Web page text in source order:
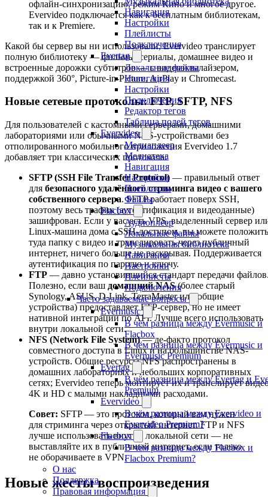
Навигация
Настройки
Плейлисты
Подключения
Evertag
Локальные файлы
Навигация
Настройки
Подключения
Редактор тегов
Таблица полей тегов
Evervideo
Медиаплеер
Медиатека
Навигация
Настройки
Плейлисты
Файлы
Flacbox
Аудиоплеер
Локальные файлы
Музыкальная библиотека
Навигация
Настройки
Плейлисты
Подключения
Часто задаваемые вопросы
Evermusic
В чём разница между Evermusic и
Flacbox
В чём разница между Evermusic и
Evermusic Premium
Evertag
В чём разница между Evertag и
Premium
Evervideo
В чём разница между Evervideo и
Evervideo Premium?
Flacbox
В чём разница между Flacbox и
Flacbox Premium?
О нас
Поддержка
Правовая информация
офлайн-синхронизацию, режим Кино и многое другое.
Evervideo подключается как к бесплатным библиотекам,
так и к Premiere.
Какой бы сервер вы ни использовали, Evervideo транслирует
полную библиотеку — фильмы, сериалы, домашнее видео и
встроенные дорожки субтитров — с видеоэквалайзером,
поддержкой 360°, Picture-in-Picture, AirPlay и Chromecast.
Новые сетевые протоколы: FTP, SFTP, NFS
Для пользователей с кастомными серверами, домашними
лабораториями или обычными NAS-устройствами без
отполированного мобильного приложения Evervideo 1.7
добавляет три классических протокола:
SFTP (SSH File Transfer Protocol) — правильный ответ
для безопасного удалённого стриминга видео с вашего
собственного сервера. SFTP работает поверх SSH,
поэтому весь трафик (аутентификация и видеоданные)
зашифрован. Если у вас есть VPS, выделенный сервер
Linux-машина дома с SSH-доступом, вы можете положить
туда папку с видео и транслировать через публичный
интернет, ничего больше не раскрывая. Поддерживается
аутентификация по паролю и ключу.
FTP — давно установившийся стандарт передачи
Полезно, если ваш домашний NAS(более старый
Synology, ASUS, D-Link, TerraMaster или общие
устройства) предоставляет FTP-сервер, но не имеет
нативной интеграции по API. Лучше всего использовать
внутри локальной сети.
NFS (Network File System)— де-факто протокол
совместного доступа в Linux и на большинстве NAS-
устройств. Общие ресурсы NFS распространены в
домашних лабораториях и небольших корпоративных
сетях; Evervideo теперь монтирует их и транслирует
4K и HD с малыми накладными расходами.
Совет: SFTP — это протокол, который вам нужен
для стриминга через открытый интернет. FTP и NFS
лучше использовать внутри локальной сети — не
выставляйте их в публичный интернет, если только
не оборачиваете в VPN.
Новые жесты воспроизведения